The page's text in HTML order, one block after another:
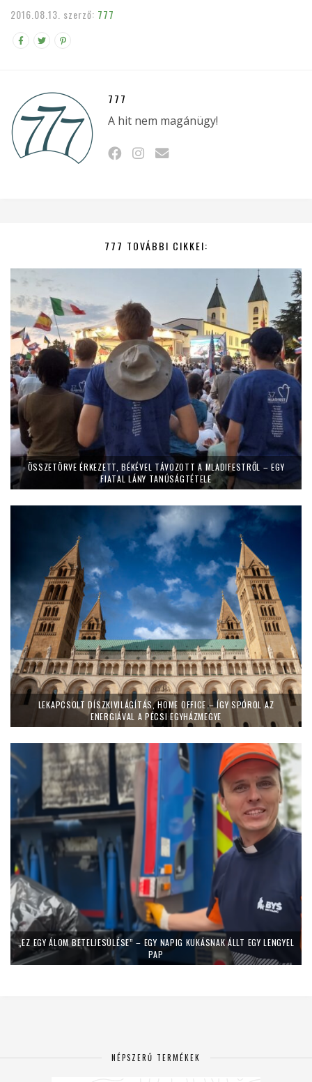
2016.08.13. szerző: 777
777
A hit nem magánügy!
777 TOVÁBBI CIKKEI:
ÖSSZETÖRVE ÉRKEZETT, BÉKÉVEL TÁVOZOTT A MLADIFESTRŐL – EGY
FIATAL LÁNY TANÚSÁGTÉTELE
LEKAPCSOLT DÍSZKIVILÁGÍTÁS, HOME OFFICE – ÍGY SPÓROL AZ
ENERGIÁVAL A PÉCSI EGYHÁZMEGYE
„EZ EGY ÁLOM BETELJESÜLÉSE” – EGY NAPIG KUKÁSNAK ÁLLT EGY LENGYEL
PAP
NÉPSZERŰ TERMÉKEK